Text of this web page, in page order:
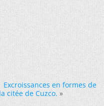
Excroissances en formes de
citée de Cuzco. »